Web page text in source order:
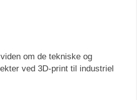
om de tekniske og
ved 3D-print til industriel